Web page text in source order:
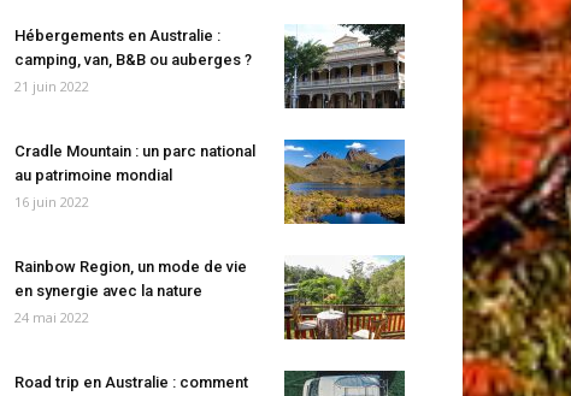
Hébergements en Australie :
camping, van, B&B ou auberges ?
21 juin 2022
Cradle Mountain : un parc national
au patrimoine mondial
16 juin 2022
Rainbow Region, un mode de vie
en synergie avec la nature
24 mai 2022
Road trip en Australie : comment